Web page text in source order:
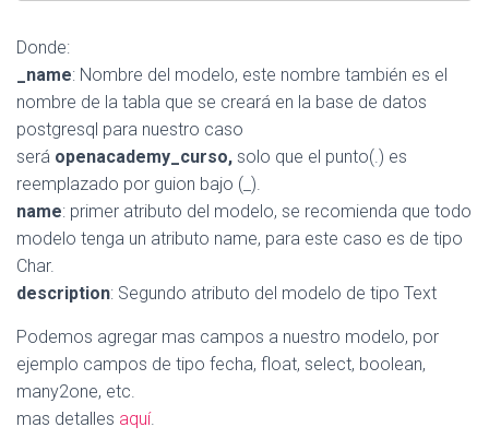
Donde:
_name: Nombre del modelo, este nombre también es el
nombre de la tabla que se creará en la base de datos
postgresql para nuestro caso
será openacademy_curso, solo que el punto(.) es
reemplazado por guion bajo (_).
name: primer atributo del modelo, se recomienda que todo
modelo tenga un atributo name, para este caso es de tipo
Char.
description: Segundo atributo del modelo de tipo Text
Podemos agregar mas campos a nuestro modelo, por
ejemplo campos de tipo fecha, float, select, boolean,
many2one, etc.
mas detalles aquí.